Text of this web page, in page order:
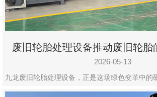
废旧轮胎处理设备推动废旧轮胎
2026-05-13
九龙废旧轮胎处理设备，正是这场绿色变革中的